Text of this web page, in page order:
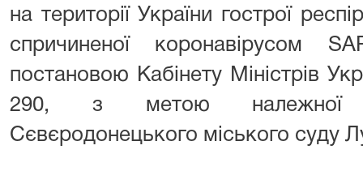
на території України гострої
спричиненої коронавірусом
постановою Кабінету Міністрів
290, з метою належної
Сєвєродонецького міського суду